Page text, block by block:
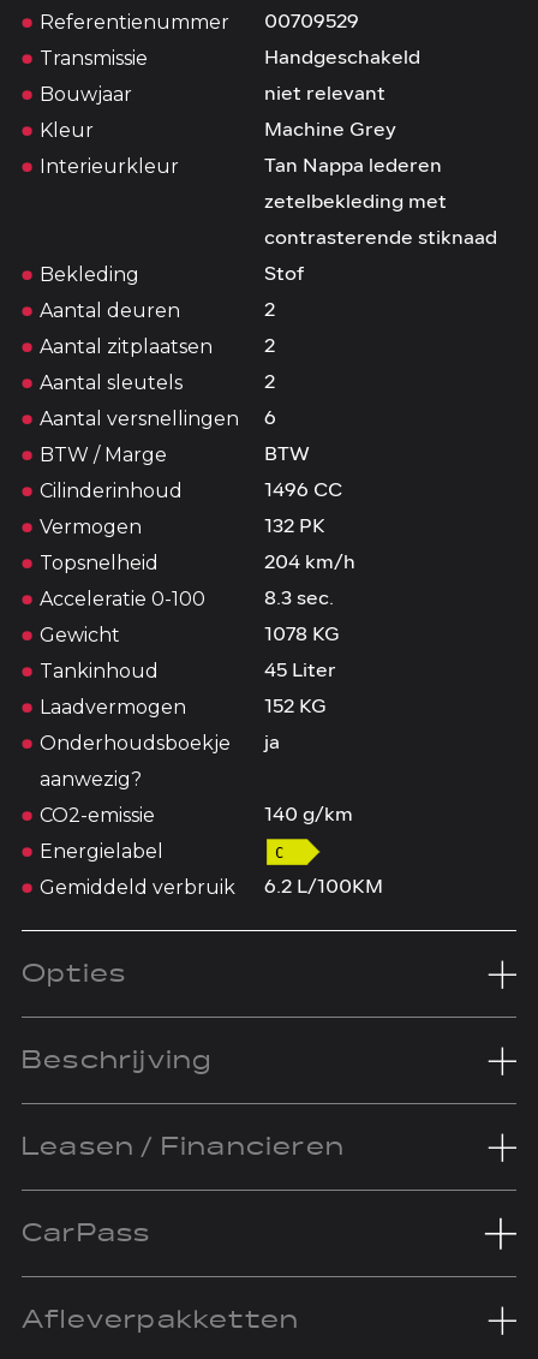
Referentienummer 00709529
Transmissie Handgeschakeld
Bouwjaar niet relevant
Kleur Machine Grey
Interieurkleur
Tan Nappa lederen
zetelbekleding met
contrasterende stiknaad
Bekleding Stof
Aantal deuren 2
Aantal zitplaatsen 2
Aantal sleutels 2
Aantal versnellingen 6
BTW / Marge BTW
Cilinderinhoud 1496 CC
Vermogen 132 PK
Topsnelheid 204 km/h
Acceleratie 0-100 8.3 sec.
Gewicht 1078 KG
Tankinhoud 45 Liter
Laadvermogen 152 KG
Onderhoudsboekje
aanwezig?
ja
CO2-emissie 140 g/km
Energielabel
Gemiddeld verbruik
6.2 L/100KM
Opties
Beschrijving
Leasen / Financieren
CarPass
Afleverpakketten